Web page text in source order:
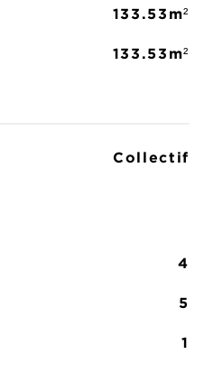
133.53m²
133.53m²
Collectif
4
5
1